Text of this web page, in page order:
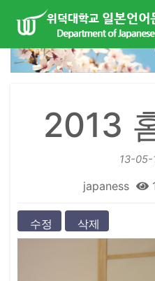
2013
13-05-
japaness
수정 삭제